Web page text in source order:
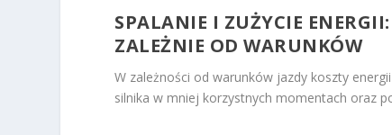
SPALANIE I ZUŻYCIE
ZALEŻNIE OD WARUNKÓW
W zależności od warunków jazdy koszty
silnika w mniej korzystnych momentach oraz